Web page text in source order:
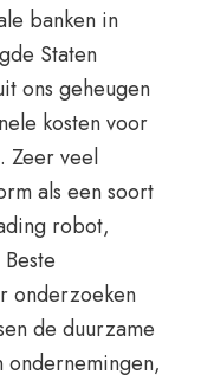
banken in
Staten
ons geheugen
kosten voor
Zeer veel
als een soort
robot,
onderzoeken
de duurzame
ondernemingen,